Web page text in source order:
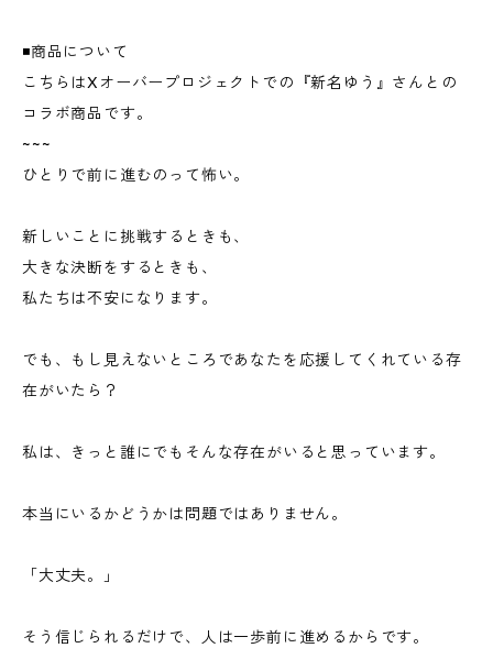
◾️商品について
こちらはXオーバープロジェクトでの『新名ゆう』さんとの
コラボ商品です。
~~~
ひとりで前に進むのって怖い。
新しいことに挑戦するときも、
大きな決断をするときも、
私たちは不安になります。
でも、もし見えないところであなたを応援してくれている存
在がいたら？
私は、きっと誰にでもそんな存在がいると思っています。
本当にいるかどうかは問題ではありません。
「大丈夫。」
そう信じられるだけで、人は一歩前に進めるからです。